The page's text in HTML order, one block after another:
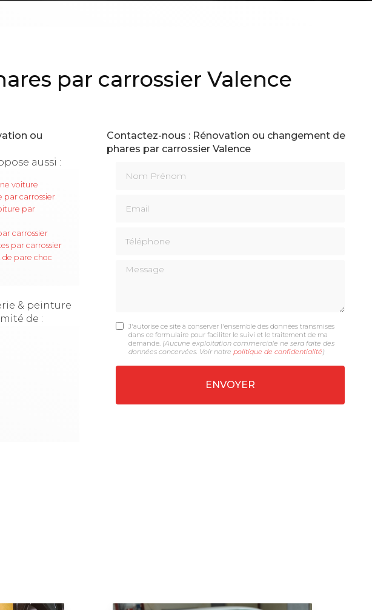
par carrossier Valence
ou
aussi :
voiture
par carrossier
par
carrossier
par carrossier
pare choc
& peinture
de :
Contactez-nous : Rénovation ou changement de
phares par carrossier Valence
Message
J'autorise ce site à conserver l'ensemble des données transmises
dans ce formulaire pour faciliter le suivi et le traitement de ma
demande. (Aucune exploitation commerciale ne sera faite des
données concervées. Voir notre politique de confidentialité )